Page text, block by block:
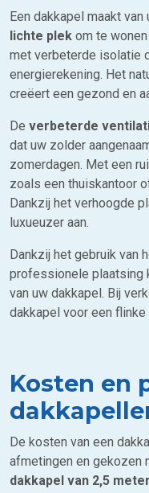
Een dakkapel maakt
lichte plek om te
met verbeterde isolatie
energierekening. Het
creëert een gezond en
De verbeterde
dat uw zolder
zomerdagen. Met een
zoals een thuiskantoor
Dankzij het verhoogde
luxueuzer aan.
Dankzij het gebruik van
professionele plaatsing
van uw dakkapel. Bij
dakkapel voor een
Kosten en
De kosten van een
afmetingen en gekozen
dakkapel van 2,5